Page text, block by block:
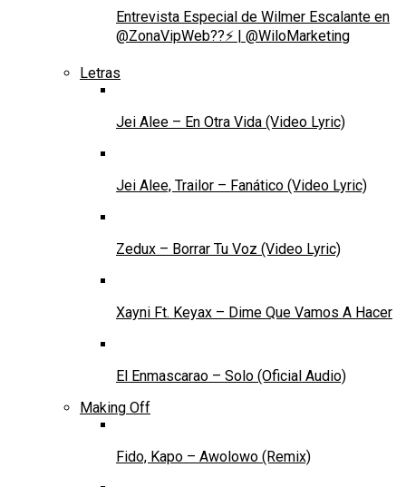
Entrevista Especial de Wilmer Escalante en
@ZonaVipWeb??⚡ | @WiloMarketing
Letras
Jei Alee – En Otra Vida (Video Lyric)
Jei Alee, Trailor – Fanático (Video Lyric)
Zedux – Borrar Tu Voz (Video Lyric)
Xayni Ft. Keyax – Dime Que Vamos A Hacer
El Enmascarao – Solo (Oficial Audio)
Making Off
Fido, Kapo – Awolowo (Remix)